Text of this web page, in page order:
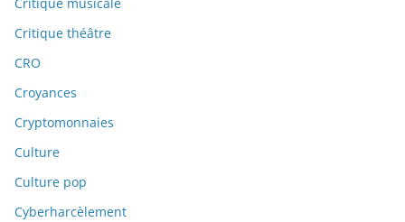
Critique théâtre
CRO
Croyances
Cryptomonnaies
Culture
Culture pop
Cyberharcèlement